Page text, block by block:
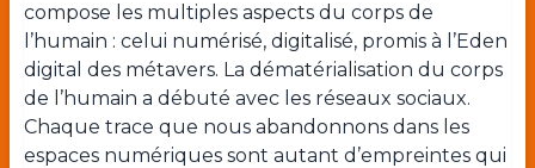
compose les multiples aspects du corps de
l’humain : celui numérisé, digitalisé, promis à l’Eden
digital des métavers. La dématérialisation du corps
de l’humain a débuté avec les réseaux sociaux.
Chaque trace que nous abandonnons dans les
espaces numériques sont autant d’empreintes qui